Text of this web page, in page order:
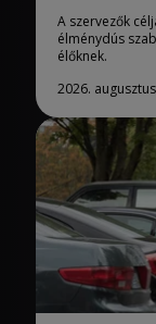
A szervezők
élménydús
élőknek.
2026.